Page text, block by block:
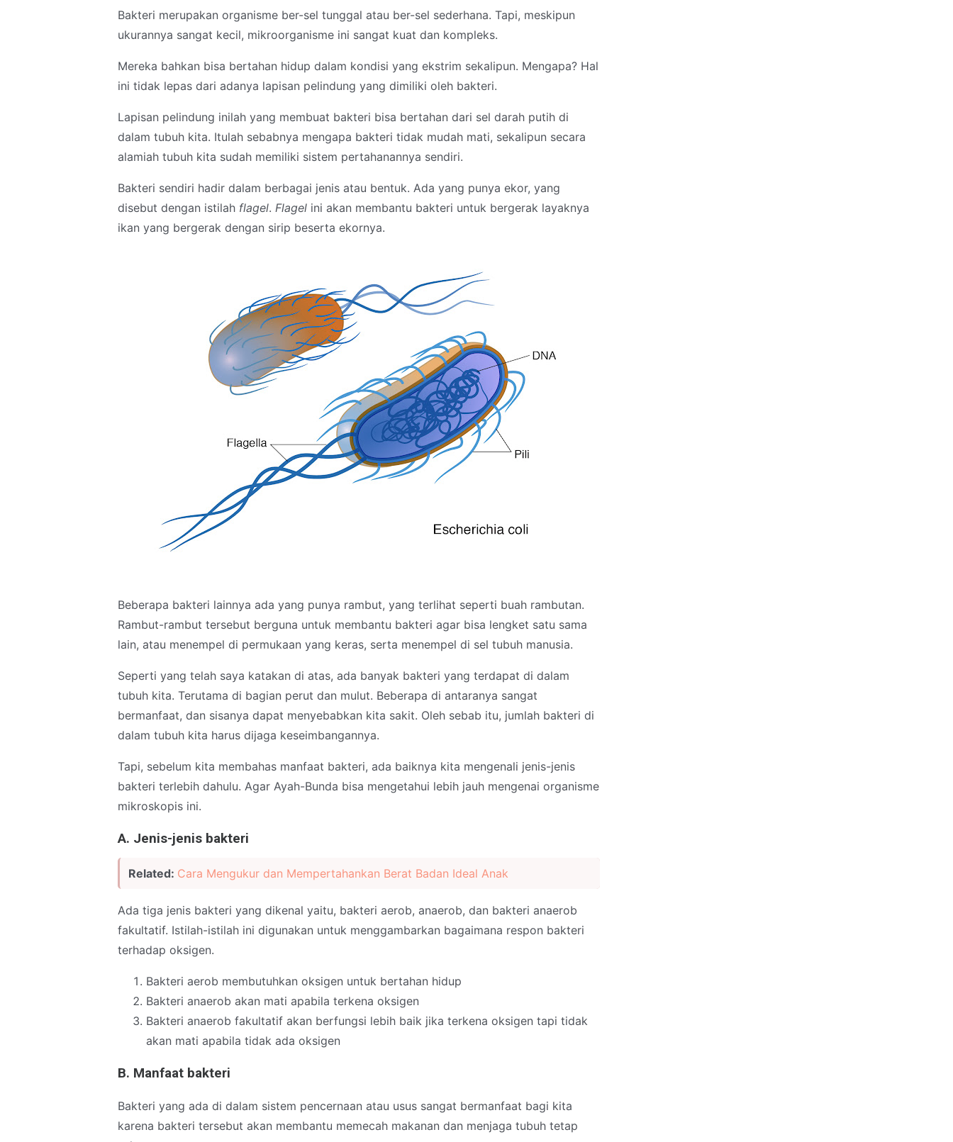
Bakteri merupakan organisme ber-sel tunggal atau ber-sel sederhana. Tapi, meskipun
ukurannya sangat kecil, mikroorganisme ini sangat kuat dan kompleks.
Mereka bahkan bisa bertahan hidup dalam kondisi yang ekstrim sekalipun. Mengapa? Hal
ini tidak lepas dari adanya lapisan pelindung yang dimiliki oleh bakteri.
Lapisan pelindung inilah yang membuat bakteri bisa bertahan dari sel darah putih di
dalam tubuh kita. Itulah sebabnya mengapa bakteri tidak mudah mati, sekalipun secara
alamiah tubuh kita sudah memiliki sistem pertahanannya sendiri.
Bakteri sendiri hadir dalam berbagai jenis atau bentuk. Ada yang punya ekor, yang
disebut dengan istilah flagel. Flagel ini akan membantu bakteri untuk bergerak layaknya
ikan yang bergerak dengan sirip beserta ekornya.
Beberapa bakteri lainnya ada yang punya rambut, yang terlihat seperti buah rambutan.
Rambut-rambut tersebut berguna untuk membantu bakteri agar bisa lengket satu sama
lain, atau menempel di permukaan yang keras, serta menempel di sel tubuh manusia.
Seperti yang telah saya katakan di atas, ada banyak bakteri yang terdapat di dalam
tubuh kita. Terutama di bagian perut dan mulut. Beberapa di antaranya sangat
bermanfaat, dan sisanya dapat menyebabkan kita sakit. Oleh sebab itu, jumlah bakteri di
dalam tubuh kita harus dijaga keseimbangannya.
Tapi, sebelum kita membahas manfaat bakteri, ada baiknya kita mengenali jenis-jenis
bakteri terlebih dahulu. Agar Ayah-Bunda bisa mengetahui lebih jauh mengenai organisme
mikroskopis ini.
A. Jenis-jenis bakteri
Related: Cara Mengukur dan Mempertahankan Berat Badan Ideal Anak
Ada tiga jenis bakteri yang dikenal yaitu, bakteri aerob, anaerob, dan bakteri anaerob
fakultatif. Istilah-istilah ini digunakan untuk menggambarkan bagaimana respon bakteri
terhadap oksigen.
Bakteri aerob membutuhkan oksigen untuk bertahan hidup
Bakteri anaerob akan mati apabila terkena oksigen
Bakteri anaerob fakultatif akan berfungsi lebih baik jika terkena oksigen tapi tidak
akan mati apabila tidak ada oksigen
B. Manfaat bakteri
Bakteri yang ada di dalam sistem pencernaan atau usus sangat bermanfaat bagi kita
karena bakteri tersebut akan membantu memecah makanan dan menjaga tubuh tetap